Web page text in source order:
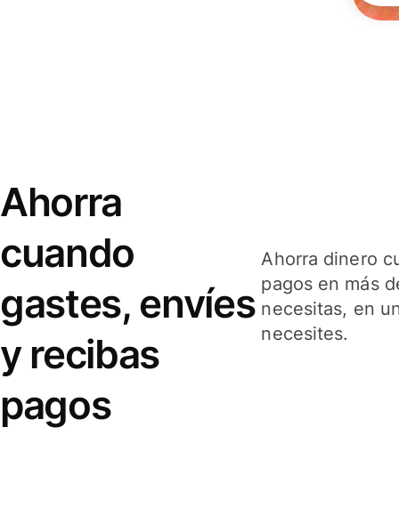
Ahorra
cuando
gastes, envíes
y recibas
pagos
Ahorra dinero
pagos en más
necesitas, en
necesites.